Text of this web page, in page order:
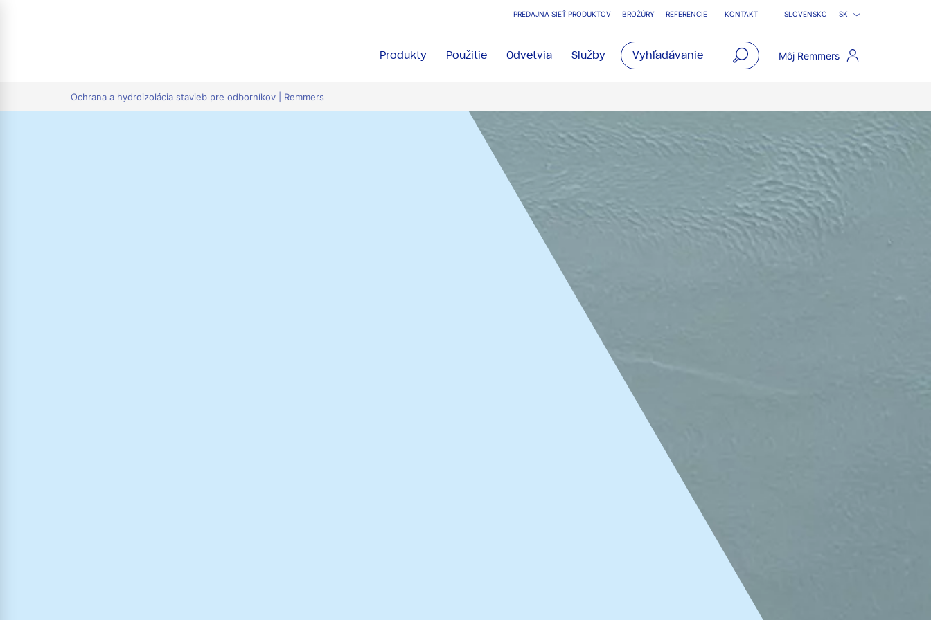
PREDAJNÁ SIEŤ PRODUKTOV BROŽÚRY REFERENCIE KONTAKT SLOVENSKO SK
Produkty Použitie Odvetvia Služby Môj Remmers
Ochrana a hydroizolácia stavieb pre odborníkov | Remmers